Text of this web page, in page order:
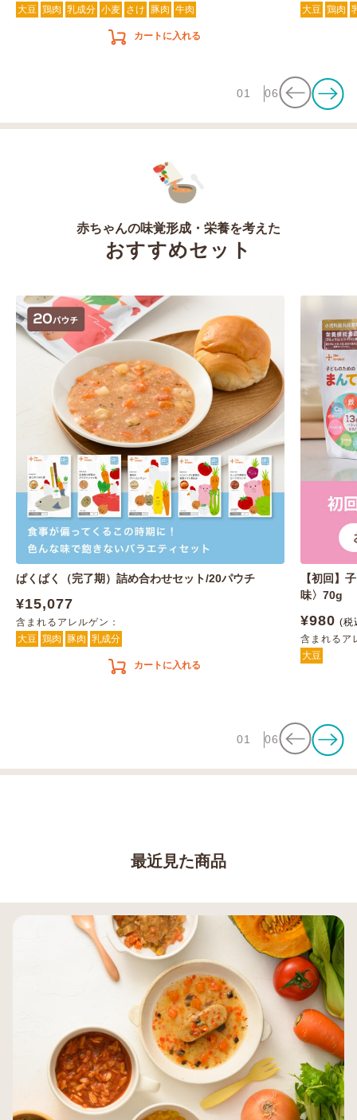
大豆 鶏肉 乳成分 小麦 さけ 豚肉 牛肉
カートに入れる
大豆 鶏肉
01 06
赤ちゃんの味覚形成・栄養を考えた
おすすめセット
ぱくぱく（完了期）詰め合わせセット/20パウチ
¥15,077
含まれるアレルゲン：
大豆 鶏肉 豚肉 乳成分
カートに入れる
【初回】
味〉70g
¥980 (税
含まれるア
大豆
01 06
最近見た商品